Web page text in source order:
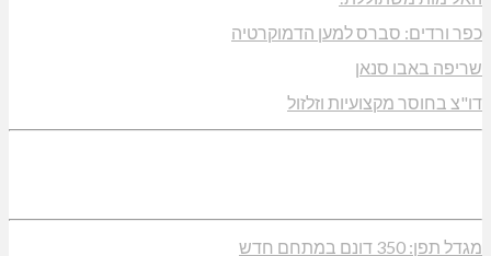
כפר ורדים: סברס למען הדמוקרטיה
שריפה באבו סנאן
דו"צ בחוסר מקצועיות וזלזול
מגדל תפן: 350 דונם במתחם חדש